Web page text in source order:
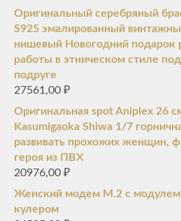
Оригинальный серебряный
S925 эмалированный
нишевый Новогодний подарок
работы в этническом стиле
подруге
27561,00 ₽
Оригинальная spot Aniplex 26
Kasumigaoka Shiwa 1/7
развивать прохожих женщин,
героя из ПВХ
20976,00 ₽
Женский модем M.2 с модулем
кулером